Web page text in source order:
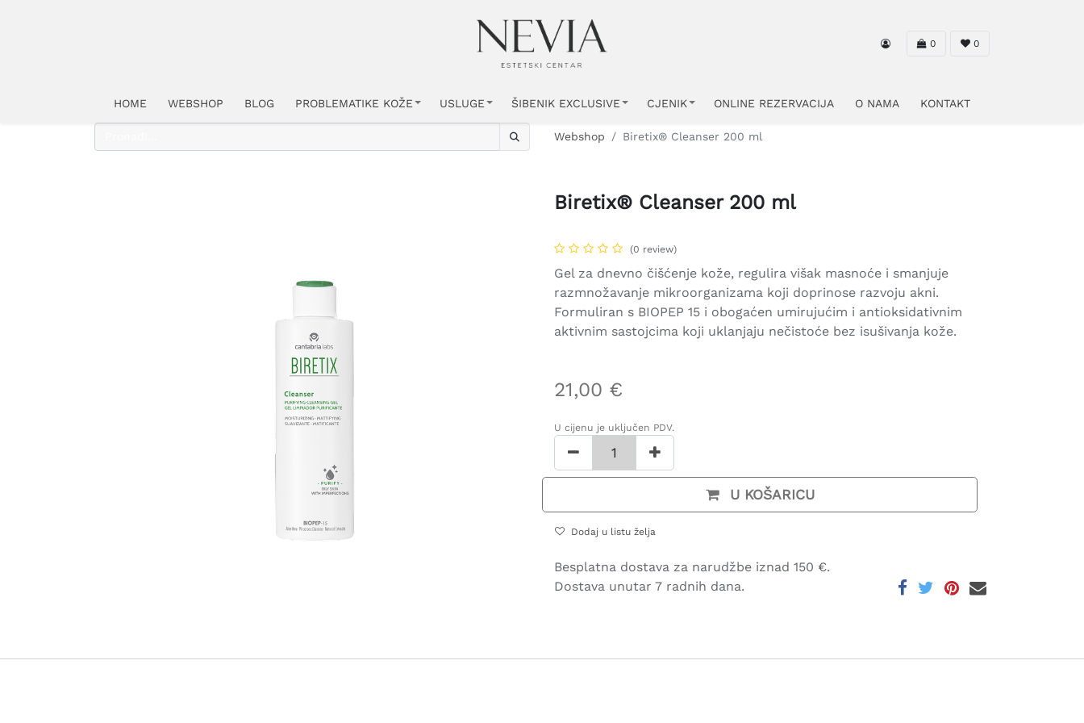
0 0
HOME WEBSHOP BLOG PROBLEMATIKE KOŽE USLUGE ŠIBENIK EXCLUSIVE CJENIK ONLINE REZERVACIJA O NAMA KONTAKT
Webshop Biretix® Cleanser 200 ml
Biretix® Cleanser 200 ml
(0 review)
Gel za dnevno čišćenje kože, regulira višak masnoće i smanjuje
razmnožavanje mikroorganizama koji doprinose razvoju akni.
Formuliran s BIOPEP 15 i obogaćen umirujućim i antioksidativnim
aktivnim sastojcima koji uklanjaju nečistoće bez isušivanja kože.
21,00 €
U cijenu je uključen PDV.
U KOŠARICU
Dodaj u listu želja
Besplatna dostava za narudžbe iznad 150 €.
Dostava unutar 7 radnih dana.